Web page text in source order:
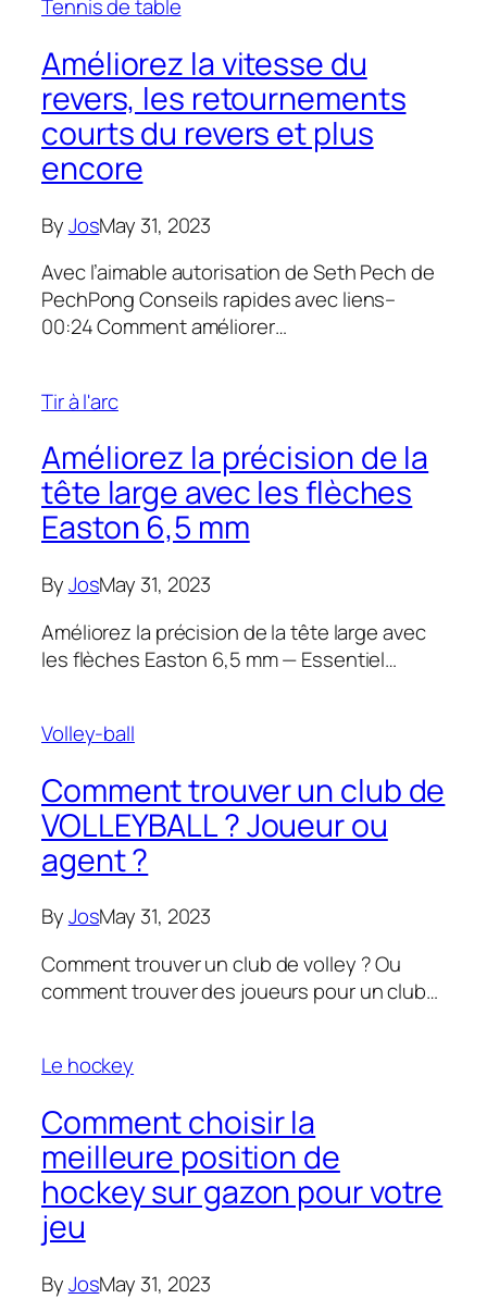
Tennis de table
Améliorez la vitesse du
revers, les retournements
courts du revers et plus
encore
ByJosMay 31, 2023
Avec l’aimable autorisation de Seth Pech de
PechPong Conseils rapides avec liens–
00:24 Comment améliorer…
Tir à l'arc
Améliorez la précision de la
tête large avec les flèches
Easton 6,5 mm
ByJosMay 31, 2023
Améliorez la précision de la tête large avec
les flèches Easton 6,5 mm — Essentiel…
Volley-ball
Comment trouver un club de
VOLLEYBALL ? Joueur ou
agent ?
ByJosMay 31, 2023
Comment trouver un club de volley ? Ou
comment trouver des joueurs pour un club…
Le hockey
Comment choisir la
meilleure position de
hockey sur gazon pour votre
jeu
ByJosMay 31, 2023